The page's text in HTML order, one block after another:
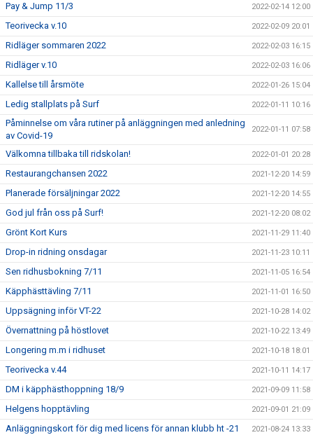
Pay & Jump 11/3 2022-02-14 12:00
Teorivecka v.10 2022-02-09 20:01
Ridläger sommaren 2022 2022-02-03 16:15
Ridläger v.10 2022-02-03 16:06
Kallelse till årsmöte 2022-01-26 15:04
Ledig stallplats på Surf 2022-01-11 10:16
Påminnelse om våra rutiner på anläggningen med anledning
av Covid-19
2022-01-11 07:58
Välkomna tillbaka till ridskolan! 2022-01-01 20:28
Restaurangchansen 2022 2021-12-20 14:59
Planerade försäljningar 2022 2021-12-20 14:55
God jul från oss på Surf! 2021-12-20 08:02
Grönt Kort Kurs 2021-11-29 11:40
Drop-in ridning onsdagar 2021-11-23 10:11
Sen ridhusbokning 7/11 2021-11-05 16:54
Käpphästtävling 7/11 2021-11-01 16:50
Uppsägning inför VT-22 2021-10-28 14:02
Övernattning på höstlovet 2021-10-22 13:49
Longering m.m i ridhuset 2021-10-18 18:01
Teorivecka v.44 2021-10-11 14:17
DM i käpphästhoppning 18/9 2021-09-09 11:58
Helgens hopptävling 2021-09-01 21:09
Anläggningskort för dig med licens för annan klubb ht -21 2021-08-24 13:33